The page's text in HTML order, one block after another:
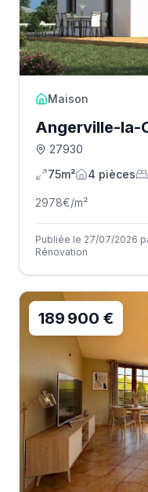
Maison
Angerville-la-
27930
75m²
4 pièces
2978€/m²
Publiée le 27/07/2026
Rénovation
189 900 €